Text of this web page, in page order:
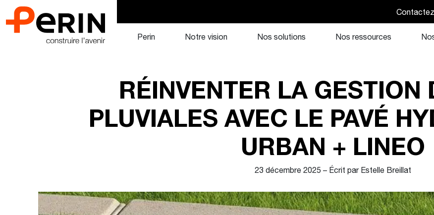
au
Perin Notre vision Nos solutions Nos ressources
RÉINVENTER LA GESTION
PLUVIALES AVEC LE PAVÉ
URBAN + LINEO
23 décembre 2025 – Écrit par Estelle Breillat